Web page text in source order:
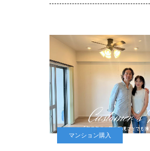
マンション購入